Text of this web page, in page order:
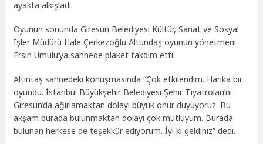
ayakta alkışladı.
Oyunun sonunda Giresun Belediyesi Kültür, Sanat ve Sosyal
İşler Müdürü Hale Çerkezoğlu Altundaş oyunun yönetmeni
Ersin Umulu’ya sahnede plaket takdim etti.
Altıntaş sahnedeki konuşmasında “Çok etkilendim. Harika bir
oyundu. İstanbul Büyükşehir Belediyesi Şehir Tiyatroları’nı
Giresun’da ağırlamaktan dolayı büyük onur duyuyoruz. Bu
akşam burada bulunmaktan dolayı çok mutluyum. Burada
bulunan herkese de teşekkür ediyorum. İyi ki geldiniz” dedi.